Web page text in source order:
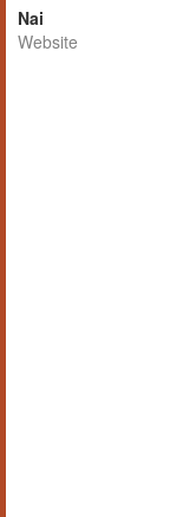
Nai
Website